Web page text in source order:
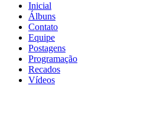
Inicial
Álbuns
Contato
Equipe
Postagens
Programação
Recados
Vídeos